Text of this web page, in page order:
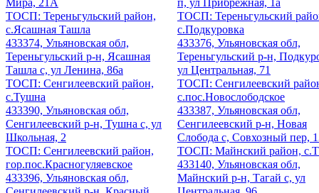
ТОСП: Тереньгульский район,
с.Ясашная Ташла
433374, Ульяновская обл,
Тереньгульский р-н, Ясашная
Ташла с, ул Ленина, 86а
ТОСП: Тереньгульский
с.Подкуровка
433376, Ульяновская обл,
Тереньгульский р-н,
ул Центральная, 71
ТОСП: Сенгилеевский район,
с.Тушна
433390, Ульяновская обл,
Сенгилеевский р-н, Тушна с, ул
Школьная, 2
ТОСП: Сенгилеевский
с.пос.Новослободское
433387, Ульяновская обл,
Сенгилеевский р-н, Новая
Слобода с, Совхозный пер,
ТОСП: Сенгилеевский район,
гор.пос.Красногуляевское
433396, Ульяновская обл,
ТОСП: Майнский район,
433140, Ульяновская обл,
Майнский р-н, Тагай с, ул